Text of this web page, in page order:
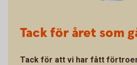
Tack för året som
Tack för att vi har fått